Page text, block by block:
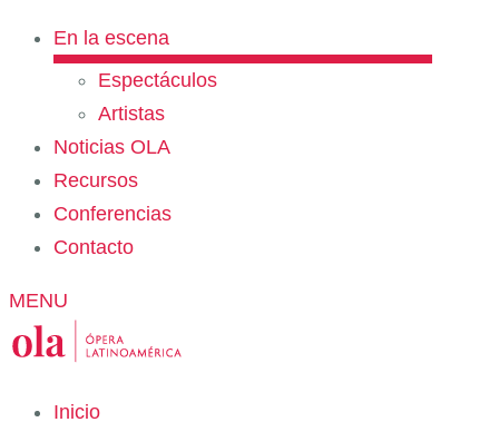
En la escena
Espectáculos
Artistas
Noticias OLA
Recursos
Conferencias
Contacto
MENU
Inicio